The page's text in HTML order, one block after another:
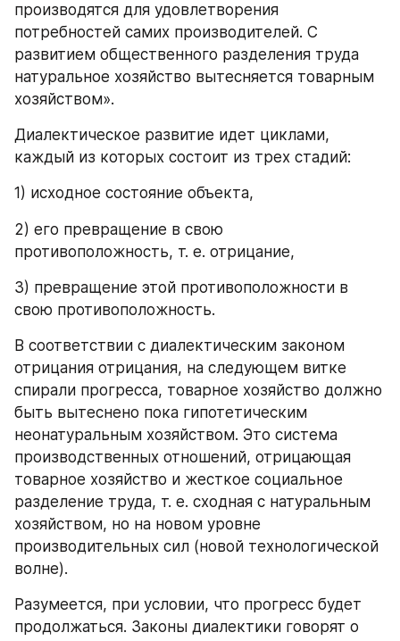
производятся для удовлетворения
потребностей самих производителей. С
развитием общественного разделения труда
натуральное хозяйство вытесняется товарным
хозяйством».
Диалектическое развитие идет циклами,
каждый из которых состоит из трех стадий:
1) исходное состояние объекта,
2) его превращение в свою
противоположность, т. е. отрицание,
3) превращение этой противоположности в
свою противоположность.
В соответствии с диалектическим законом
отрицания отрицания, на следующем витке
спирали прогресса, товарное хозяйство должно
быть вытеснено пока гипотетическим
неонатуральным хозяйством. Это система
производственных отношений, отрицающая
товарное хозяйство и жесткое социальное
разделение труда, т. е. сходная с натуральным
хозяйством, но на новом уровне
производительных сил (новой технологической
волне).
Разумеется, при условии, что прогресс будет
продолжаться. Законы диалектики говорят о